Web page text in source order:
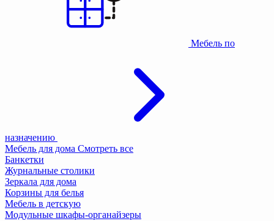
Мебель по
назначению
Мебель для дома Смотреть все
Банкетки
Журнальные столики
Зеркала для дома
Корзины для белья
Мебель в детскую
Модульные шкафы-органайзеры